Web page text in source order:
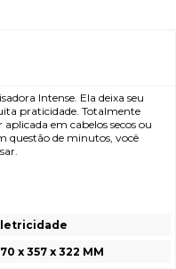
Intense. Ela deixa seu
praticidade. Totalmente
em cabelos secos ou
questão de minutos, você
x 357 x 322 MM